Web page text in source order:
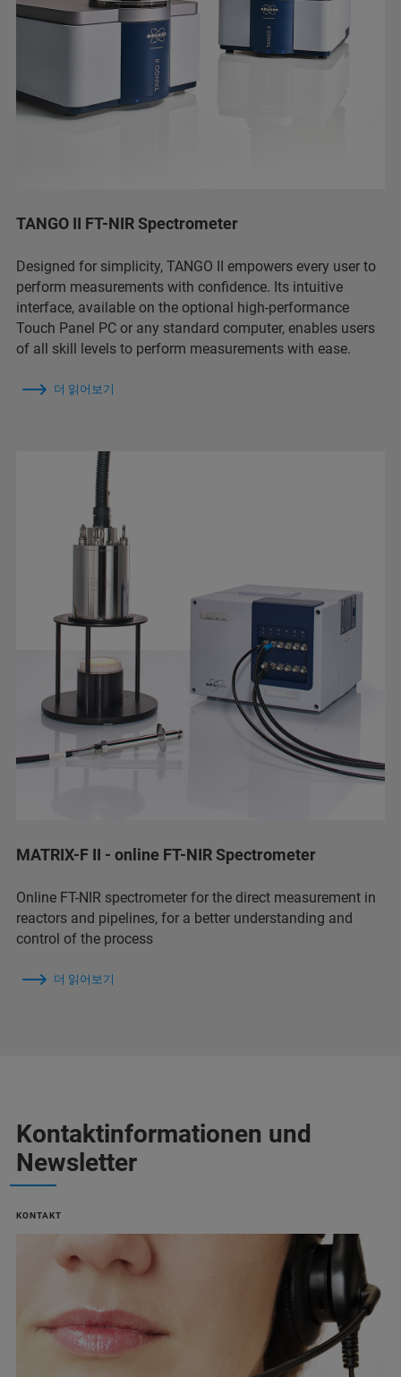
TANGO II FT-NIR Spectrometer
Designed for simplicity, TANGO II empowers every user to
perform measurements with confidence. Its intuitive
interface, available on the optional high-performance
Touch Panel PC or any standard computer, enables users
of all skill levels to perform measurements with ease.
더 읽어보기
MATRIX-F II - online FT-NIR Spectrometer
Online FT-NIR spectrometer for the direct measurement in
reactors and pipelines, for a better understanding and
control of the process
더 읽어보기
Kontaktinformationen und
Newsletter
KONTAKT